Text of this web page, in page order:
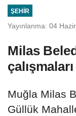
ŞEHIR
Yayınlanma: 04
Milas
Muğla Milas
Güllük